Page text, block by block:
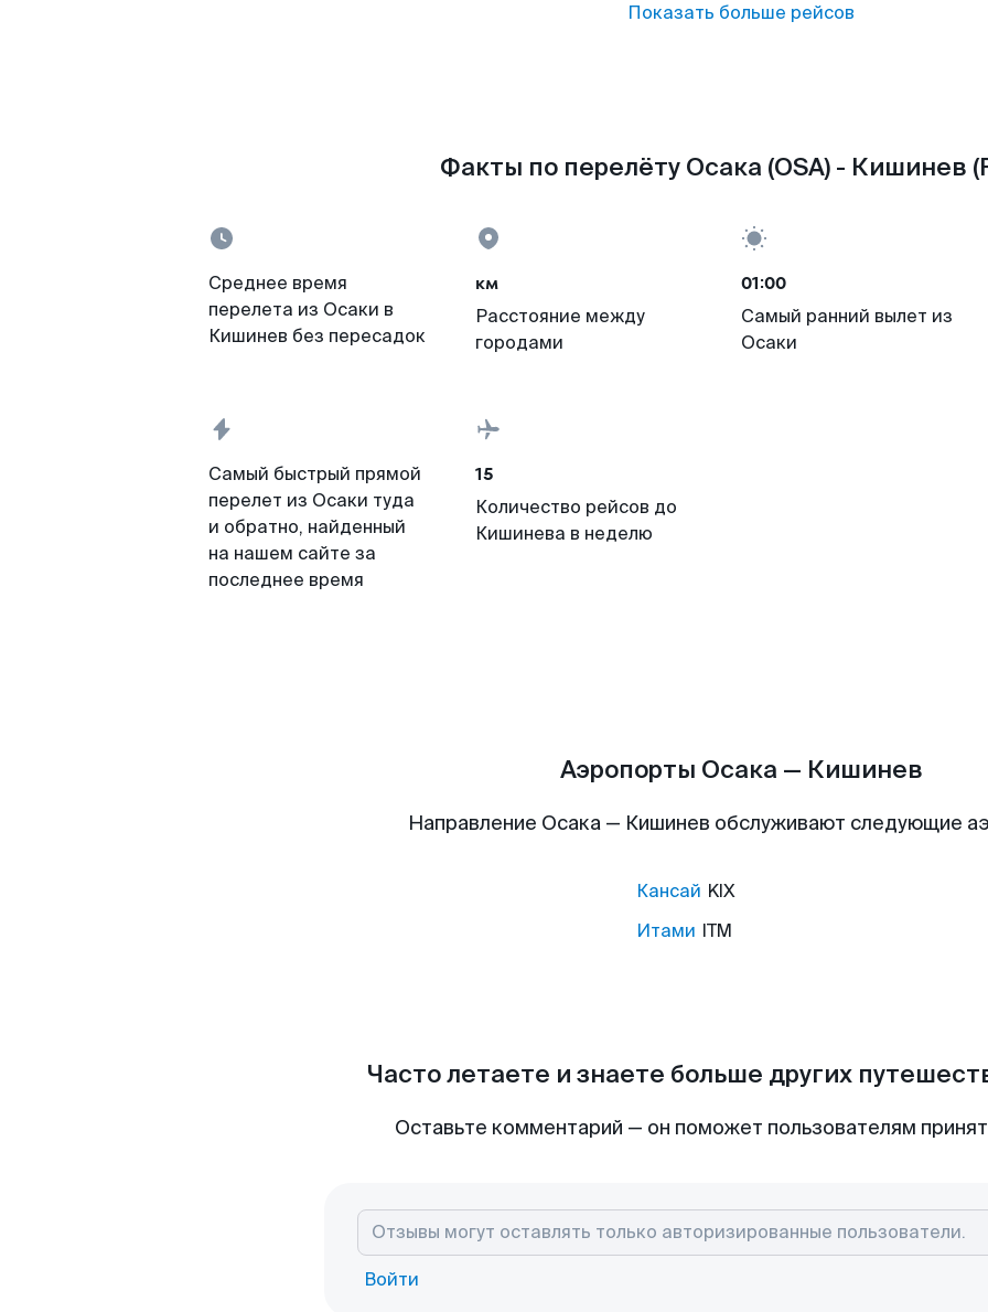
Показать больше рейсов
Факты по перелёту Осака (OSA) - Кишинев
Среднее время
перелета из Осаки в
Кишинев без пересадок
км
Расстояние между
городами
01:00
Самый ранний вылет из
Осаки
Самый быстрый прямой
перелет из Осаки туда
и обратно, найденный
на нашем сайте за
последнее время
15
Количество рейсов до
Кишинева в неделю
Аэропорты Осака — Кишинев
Направление Осака — Кишинев обслуживают следующие
Кансай KIX
Итами ITM
Часто летаете и знаете больше других
Оставьте комментарий — он поможет пользователям
Войти